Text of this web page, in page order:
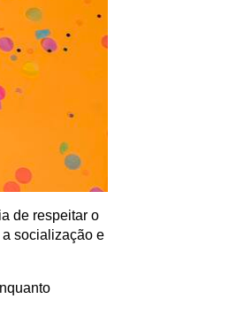
de respeitar o
socialização e